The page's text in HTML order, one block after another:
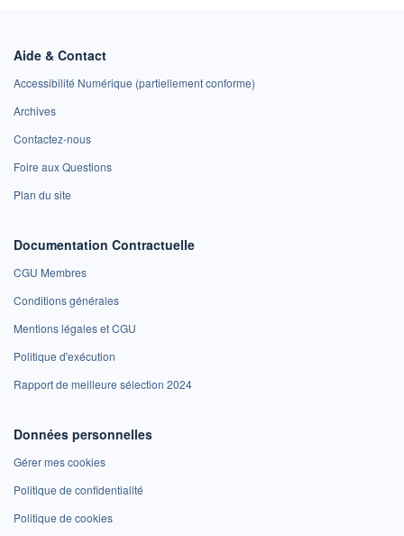
Aide & Contact
Accessibilité Numérique (partiellement conforme)
Archives
Contactez-nous
Foire aux Questions
Plan du site
Documentation Contractuelle
CGU Membres
Conditions générales
Mentions légales et CGU
Politique d'exécution
Rapport de meilleure sélection 2024
Données personnelles
Gérer mes cookies
Politique de confidentialité
Politique de cookies